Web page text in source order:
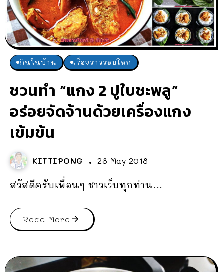
กินในบ้าน เรื่องราวรอบโลก
ชวนทำ “แกง 2 ปูใบชะพลู”
อร่อยจัดจ้านด้วยเครื่องแกง
เข้มข้น
KITTIPONG 28 May 2018
สวัสดีครับเพื่อนๆ ชาวเว็บทุกท่าน...
Read More